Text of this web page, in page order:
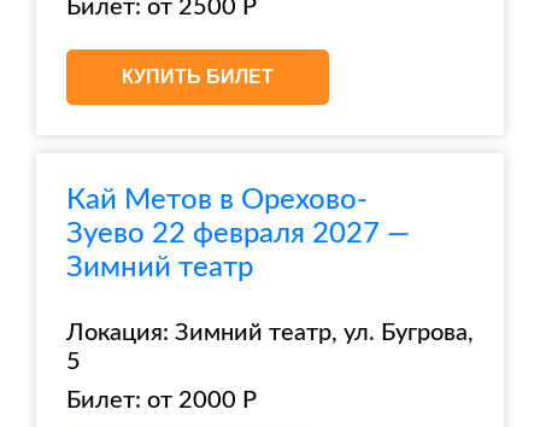
Билет: от 2500 Р
КУПИТЬ БИЛЕТ
Кай Метов в Орехово-
Зуево 22 февраля 2027 —
Зимний театр
Локация: Зимний театр, ул. Бугрова,
5
Билет: от 2000 Р